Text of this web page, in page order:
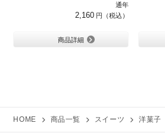
通年
2,160
商品詳細
HOME 商品一覧 スイーツ 洋菓子